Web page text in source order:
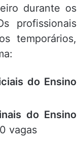
durante os
profissionais
temporários,
do Ensino
do Ensino
vagas